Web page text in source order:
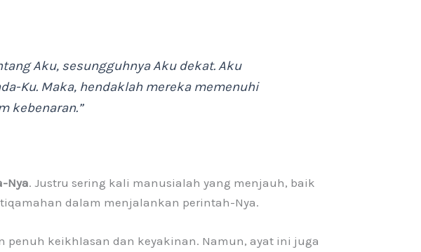
Aku, sesungguhnya Aku dekat. Aku
Ku. Maka, hendaklah mereka memenuhi
kebenaran.”
Nya. Justru sering kali manusialah yang menjauh, baik
dalam menjalankan perintah-Nya.
keikhlasan dan keyakinan. Namun, ayat ini juga